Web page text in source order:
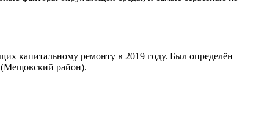
капитальному ремонту в 2019 году. Был определён
(Мещовский район).